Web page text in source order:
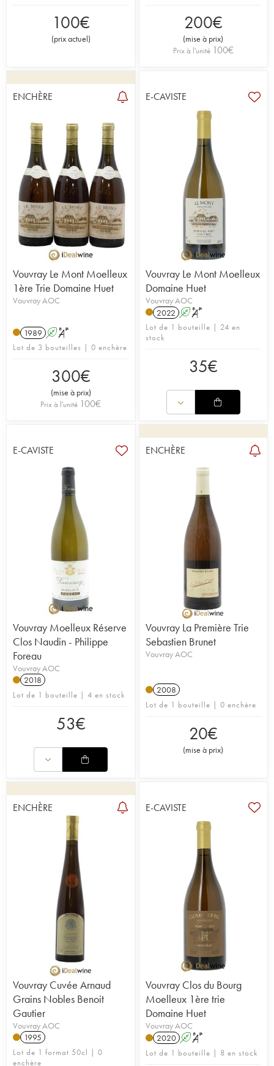
100€
(prix actuel)
200€
(mise à prix)
Prix à l'unité 100€
ENCHÈRE
Vouvray Le Mont Moelleux
1ère Trie Domaine Huet
Vouvray AOC
1989 A S
Lot de 3 bouteilles | 0 enchère
300€
(mise à prix)
Prix à l'unité 100€
E-CAVISTE
Vouvray Le Mont Moelleux
Domaine Huet
Vouvray AOC
2022 A S
Lot de 1 bouteille | 24 en
stock
35€
E-CAVISTE
Vouvray Moelleux Réserve
Clos Naudin - Philippe
Foreau
Vouvray AOC
2018
Lot de 1 bouteille | 4 en stock
53€
ENCHÈRE
Vouvray La Première Trie
Sebastien Brunet
Vouvray AOC
2008
Lot de 1 bouteille | 0 enchère
20€
(mise à prix)
ENCHÈRE
Vouvray Cuvée Arnaud
Grains Nobles Benoit
Gautier
Vouvray AOC
1995
Lot de 1 format 50cl | 0
enchère
E-CAVISTE
Vouvray Clos du Bourg
Moelleux 1ère trie
Domaine Huet
Vouvray AOC
2020 A S
Lot de 1 bouteille | 8 en stock